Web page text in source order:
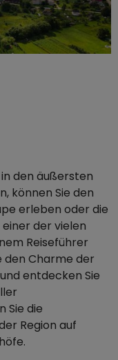
in den äußersten
können Sie den
erleben oder die
der vielen
Reiseführer
den Charme der
entdecken Sie
Sie die
Region auf